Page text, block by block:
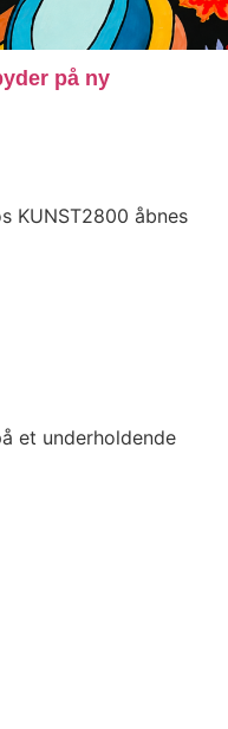
på ny
KUNST2800 åbnes
et underholdende